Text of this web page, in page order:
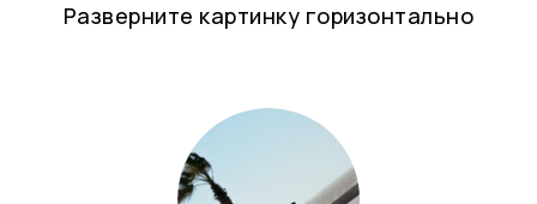
Разверните картинку горизонтально